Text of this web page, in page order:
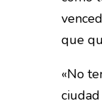
que
«No